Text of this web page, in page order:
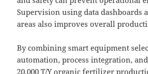
Supervision using data dashboards
areas also improves overall
By combining smart equipment
automation, process integration,
20,000 T/Y organic fertilizer